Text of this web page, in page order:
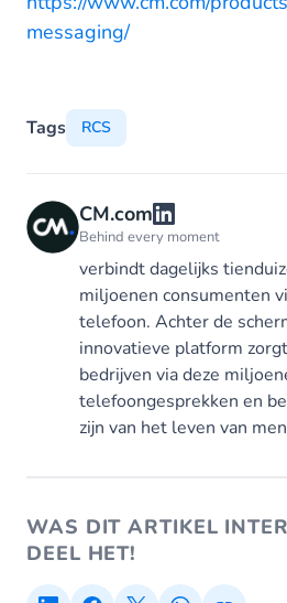
messaging/
Tags RCS
CM.com
Behind every moment
verbindt dagelijks
miljoenen consumenten
telefoon. Achter de
innovatieve platform
bedrijven via deze
telefoongesprekken en
zijn van het leven van
WAS DIT ARTIKEL
DEEL HET!